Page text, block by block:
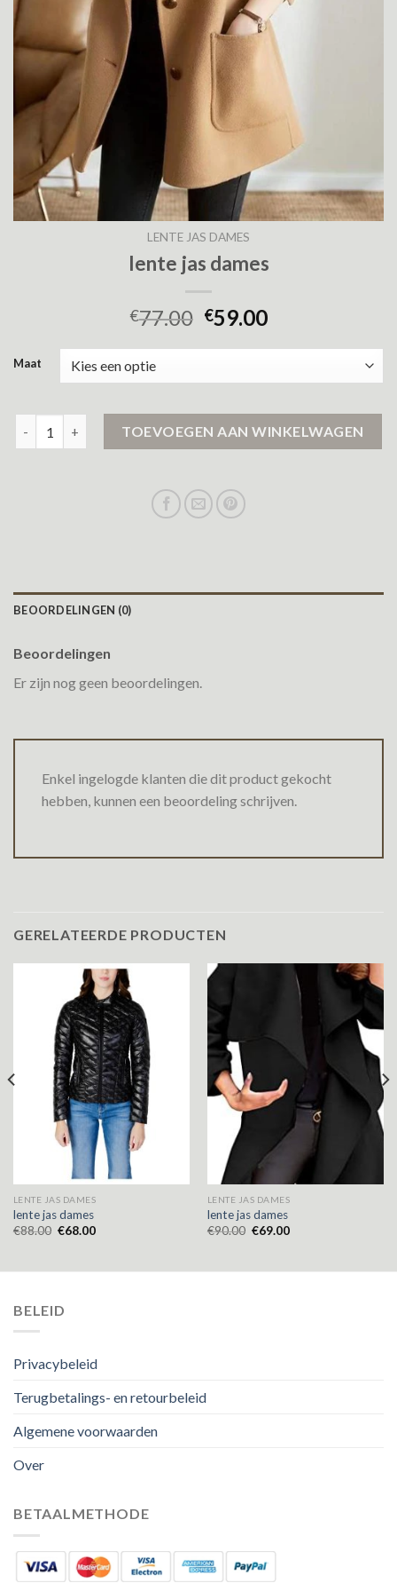
LENTE JAS DAMES
lente jas dames
€77.00 €59.00
Maat
TOEVOEGEN AAN WINKELWAGEN
BEOORDELINGEN (0)
Beoordelingen
Er zijn nog geen beoordelingen.
Enkel ingelogde klanten die dit product gekocht
hebben, kunnen een beoordeling schrijven.
GERELATEERDE PRODUCTEN
LENTE JAS DAMES
lente jas dames
€88.00 €68.00
LENTE JAS DAMES
lente jas dames
€90.00 €69.00
BELEID
Privacybeleid
Terugbetalings- en retourbeleid
Algemene voorwaarden
Over
BETAALMETHODE